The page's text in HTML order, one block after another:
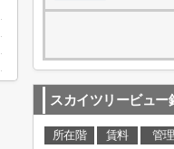
スカイツリービュー
所在階 賃料 管